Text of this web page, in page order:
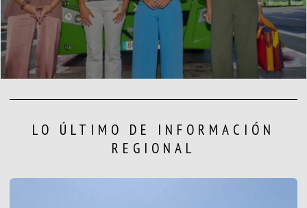
LO ÚLTIMO DE INFORMACIÓN
REGIONAL